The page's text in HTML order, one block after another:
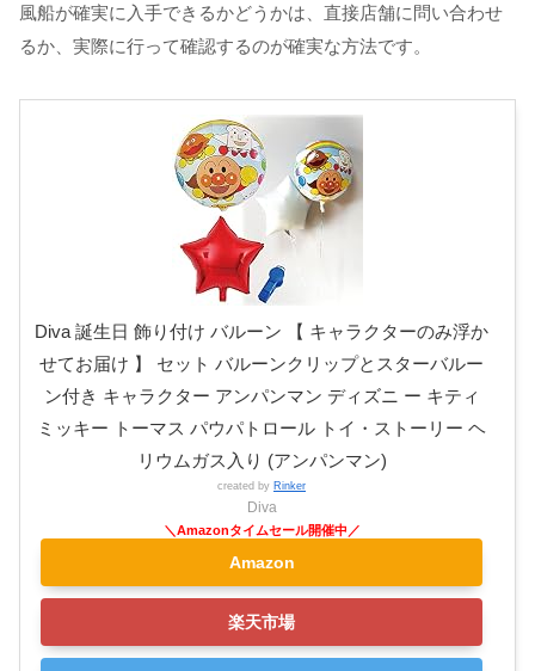
風船が確実に入手できるかどうかは、直接店舗に問い合わせ
るか、実際に行って確認するのが確実な方法です。
Diva 誕生日 飾り付け バルーン 【 キャラクターのみ浮か
せてお届け 】 セット バルーンクリップとスターバルー
ン付き キャラクター アンパンマン ディズニ ー キティ
ミッキー トーマス パウパトロール トイ・ストーリー ヘ
リウムガス入り (アンパンマン)
created by Rinker
Diva
Amazon
楽天市場